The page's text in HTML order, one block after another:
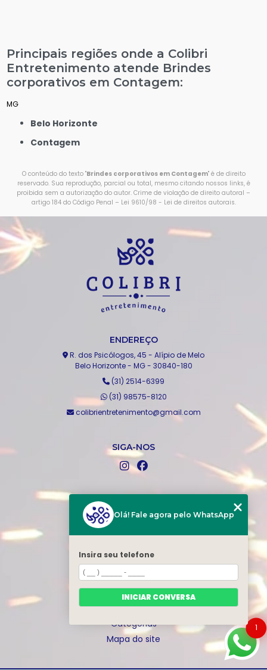
Principais regiões onde a Colibri
Entretenimento atende Brindes
corporativos em Contagem:
MG
Belo Horizonte
Contagem
O conteúdo do texto "Brindes corporativos em Contagem" é de direito
reservado. Sua reprodução, parcial ou total, mesmo citando nossos links, é
proibida sem a autorização do autor. Crime de violação de direito autoral –
artigo 184 do Código Penal – Lei 9610/98 - Lei de direitos autorais.
ENDEREÇO
R. dos Psicólogos, 45 - Alípio de Melo
Belo Horizonte - MG - 30840-180
(31) 2514-6399
(31) 98575-8120
colibrientretenimento@gmail.com
SIGA-NOS
Home
Blog
Serviços
Portfólio
Contato
Categorias
Mapa do site
1
Olá! Fale agora pelo WhatsApp
Insira seu telefone
INICIAR CONVERSA